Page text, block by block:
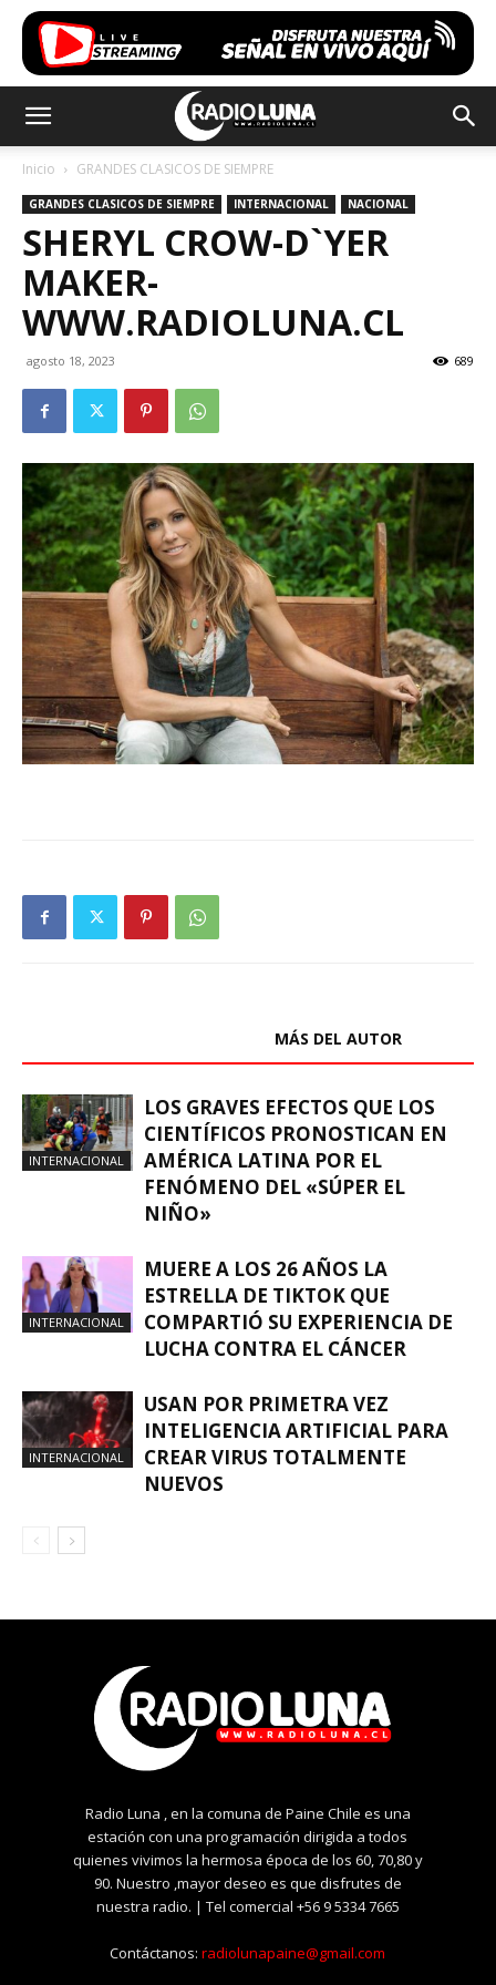
Inicio GRANDES CLASICOS DE SIEMPRE
GRANDES CLASICOS DE SIEMPRE INTERNACIONAL NACIONAL
SHERYL CROW-D`YER
MAKER-
WWW.RADIOLUNA.CL
agosto 18, 2023 689
MÁS DEL AUTOR
INTERNACIONAL
LOS GRAVES EFECTOS QUE LOS
CIENTÍFICOS PRONOSTICAN EN
AMÉRICA LATINA POR EL
FENÓMENO DEL «SÚPER EL
NIÑO»
INTERNACIONAL
MUERE A LOS 26 AÑOS LA
ESTRELLA DE TIKTOK QUE
COMPARTIÓ SU EXPERIENCIA DE
LUCHA CONTRA EL CÁNCER
INTERNACIONAL
USAN POR PRIMETRA VEZ
INTELIGENCIA ARTIFICIAL PARA
CREAR VIRUS TOTALMENTE
NUEVOS
Radio Luna , en la comuna de Paine Chile es una
estación con una programación dirigida a todos
quienes vivimos la hermosa época de los 60, 70,80 y
90. Nuestro ,mayor deseo es que disfrutes de
nuestra radio. | Tel comercial +56 9 5334 7665
Contáctanos:radiolunapaine@gmail.com